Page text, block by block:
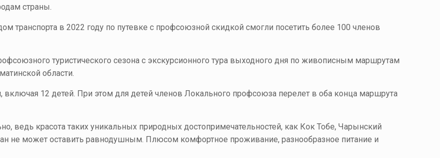
страны.
транспорта в 2022 году по путевке с профсоюзной скидкой смогли посетить более 100 членов
туристического сезона с экскурсионного тура выходного дня по живописным маршрутам
области.
включая 12 детей. При этом для детей членов Локального профсоюза перелет в оба конца маршрута
ведь красота таких уникальных природных достопримечательностей, как Кок Тобе, Чарынский
не может оставить равнодушным. Плюсом комфортное проживание, разнообразное питание и